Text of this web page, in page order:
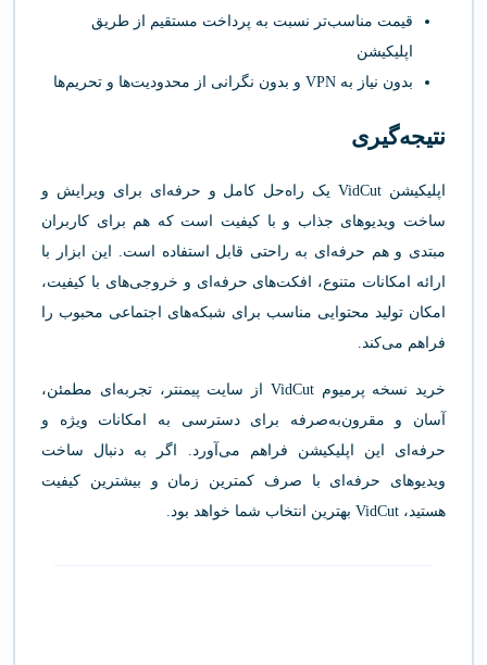
قیمت مناسب‌تر نسبت به پرداخت مستقیم از طریق
اپلیکیشن
بدون نیاز به VPN و بدون نگرانی از محدودیت‌ها و تحریم‌ها
نتیجه‌گیری
اپلیکیشن VidCut یک راه‌حل کامل و حرفه‌ای برای ویرایش و
ساخت ویدیوهای جذاب و با کیفیت است که هم برای کاربران
مبتدی و هم حرفه‌ای به راحتی قابل استفاده است. این ابزار با
ارائه امکانات متنوع، افکت‌های حرفه‌ای و خروجی‌های با کیفیت،
امکان تولید محتوایی مناسب برای شبکه‌های اجتماعی محبوب را
فراهم می‌کند.
خرید نسخه پرمیوم VidCut از سایت پیمنتر، تجربه‌ای مطمئن،
آسان و مقرون‌به‌صرفه برای دسترسی به امکانات ویژه و
حرفه‌ای این اپلیکیشن فراهم می‌آورد. اگر به دنبال ساخت
ویدیوهای حرفه‌ای با صرف کمترین زمان و بیشترین کیفیت
هستید، VidCut بهترین انتخاب شما خواهد بود.